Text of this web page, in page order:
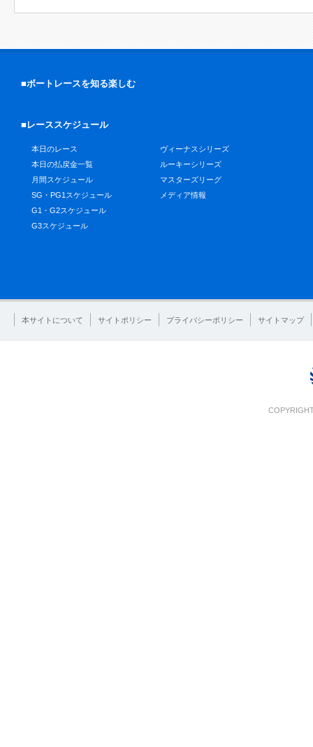
■ボートレースを知る楽しむ
■レーススケジュール
本日のレース
本日の払戻金一覧
月間スケジュール
SG・PG1スケジュール
G1・G2スケジュール
G3スケジュール
ヴィーナスシリーズ
ルーキーシリーズ
マスターズリーグ
メディア情報
本サイトについて サイトポリシー プライバシーポリシー サイトマップ